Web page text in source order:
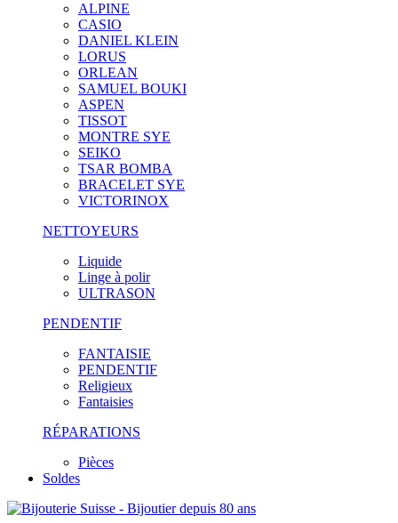
ALPINE
CASIO
DANIEL KLEIN
LORUS
ORLEAN
SAMUEL BOUKI
ASPEN
TISSOT
MONTRE SYE
SEIKO
TSAR BOMBA
BRACELET SYE
VICTORINOX
NETTOYEURS
Liquide
Linge à polir
ULTRASON
PENDENTIF
FANTAISIE
PENDENTIF
Religieux
Fantaisies
RÉPARATIONS
Pièces
Soldes